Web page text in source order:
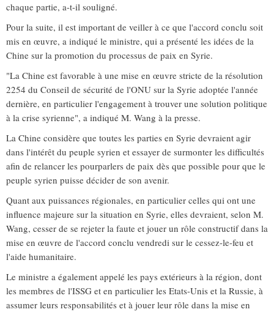
chaque partie, a-t-il souligné.
Pour la suite, il est important de veiller à ce que l'accord conclu soit
mis en œuvre, a indiqué le ministre, qui a présenté les idées de la
Chine sur la promotion du processus de paix en Syrie.
"La Chine est favorable à une mise en œuvre stricte de la résolution
2254 du Conseil de sécurité de l'ONU sur la Syrie adoptée l'année
dernière, en particulier l'engagement à trouver une solution politique
à la crise syrienne", a indiqué M. Wang à la presse.
La Chine considère que toutes les parties en Syrie devraient agir
dans l'intérêt du peuple syrien et essayer de surmonter les difficultés
afin de relancer les pourparlers de paix dès que possible pour que le
peuple syrien puisse décider de son avenir.
Quant aux puissances régionales, en particulier celles qui ont une
influence majeure sur la situation en Syrie, elles devraient, selon M.
Wang, cesser de se rejeter la faute et jouer un rôle constructif dans la
mise en œuvre de l'accord conclu vendredi sur le cessez-le-feu et
l'aide humanitaire.
Le ministre a également appelé les pays extérieurs à la région, dont
les membres de l'ISSG et en particulier les Etats-Unis et la Russie, à
assumer leurs responsabilités et à jouer leur rôle dans la mise en